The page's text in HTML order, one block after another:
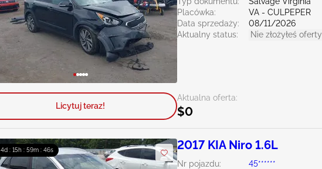
Placówka:
VA - CULPEPER
Data sprzedaży:
08/11/2026
Aktualny status:
Nie złożyłeś oferty
Aktualna oferta:
$0
Licytuj teraz!
4d : 15h : 59m : 45s 2017 KIA Niro 1.6L
Nr pojazdu:
45******